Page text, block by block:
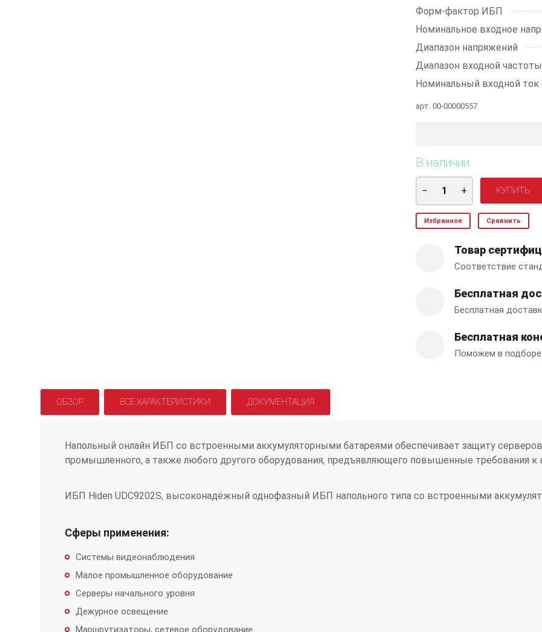
Форм-фактор ИБП
Номинальное входное
Диапазон напряжений
Диапазон входной частоты
Номинальный входной ток
арт. 00-00000557
В наличии
Избранное Сравнить
Товар
Соответствие
Бесплатная
Бесплатная
Бесплатная
Поможем в подборе
ОБЗОР ВСЕ ХАРАКТЕРИСТИКИ ДОКУМЕНТАЦИЯ
Напольный онлайн ИБП со встроенными аккумуляторными батареями обеспечивает защиту
промышленного, а также любого другого оборудования, предъявляющего повышенные требования к
ИБП Hiden UDC9202S, высоконадёжный однофазный ИБП напольного типа со встроенными
Сферы применения:
Системы видеонаблюдения
Малое промышленное оборудование
Серверы начального уровня
Дежурное освещение
Маршрутизаторы, сетевое оборудование